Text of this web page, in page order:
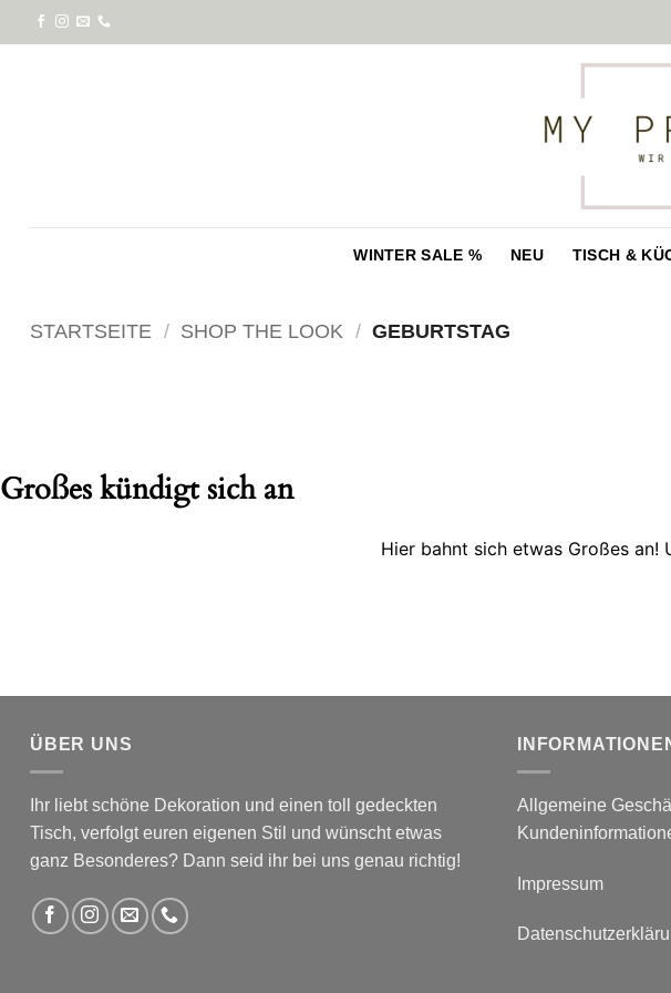
Inhalt
WINTER SALE % NEU TISCH &
STARTSEITE / SHOP THE LOOK / GEBURTSTAG
Großes kündigt sich an
Hier bahnt sich etwas Großes
ÜBER UNS
Ihr liebt schöne Dekoration und einen toll gedeckten
Tisch, verfolgt euren eigenen Stil und wünscht etwas
ganz Besonderes? Dann seid ihr bei uns genau richtig!
Allgemeine
Impressum